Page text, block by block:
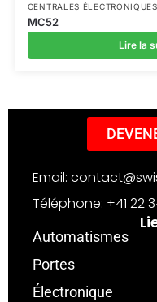
CENTRALES ÉLECTRONIQUES
MC52
Lire la
Email:
Téléphone: +41 22
Automatismes
Portes
Électronique